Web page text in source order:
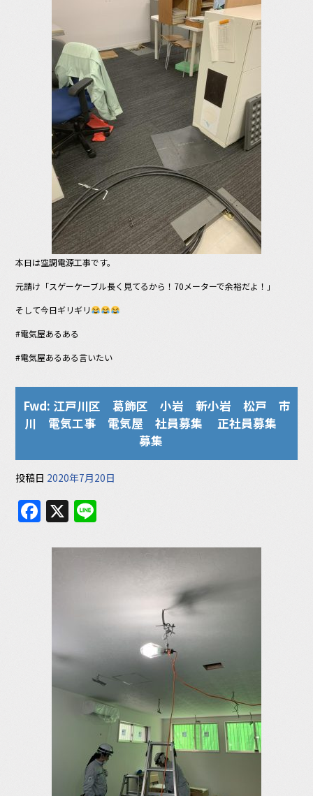
b
o
o
k
本日は空調電源工事です。
元請け「スゲーケーブル長く見てるから！70メーターで余裕だよ！」
そして今日ギリギリ
#電気屋あるある
#電気屋あるある言いたい
Fwd: 江戸川区 葛飾区 小岩 新小岩 松戸 市
川 電気工事 電気屋 社員募集 正社員募集
募集
投稿日 2020年7月20日
F
c
o
k
X
e